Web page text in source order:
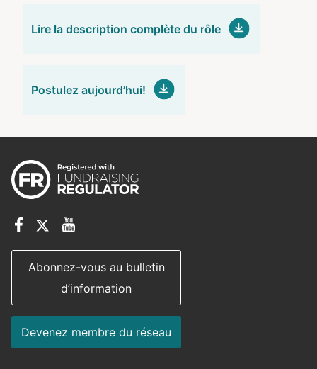
Lire la description complète du rôle
Postulez aujourd’hui!
Abonnez-vous au bulletin
d’information
Devenez membre du réseau